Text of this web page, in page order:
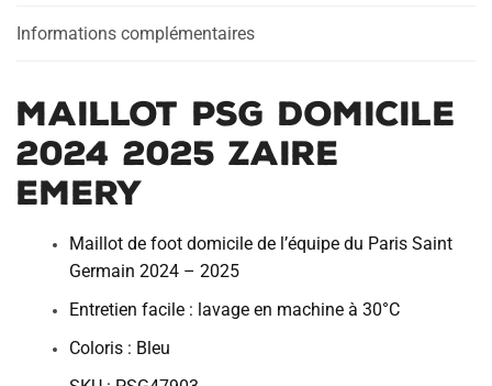
t
e
:
Informations complémentaires
Maillot PSG Domicile
2024 2025 Zaire
Emery
Maillot de foot domicile de l’équipe du Paris Saint
Germain 2024 – 2025
Entretien facile : lavage en machine à 30°C
Coloris : Bleu